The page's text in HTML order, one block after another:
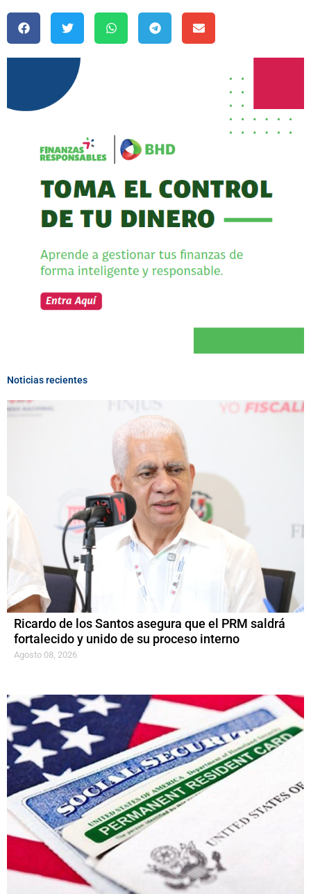
Noticias recientes
Ricardo de los Santos asegura que el PRM saldrá
fortalecido y unido de su proceso interno
Agosto 08, 2026